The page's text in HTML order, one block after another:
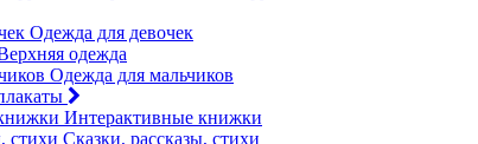
Одежда для девочек
одежда
Одежда для мальчиков
Интерактивные книжки
Сказки, рассказы, стихи